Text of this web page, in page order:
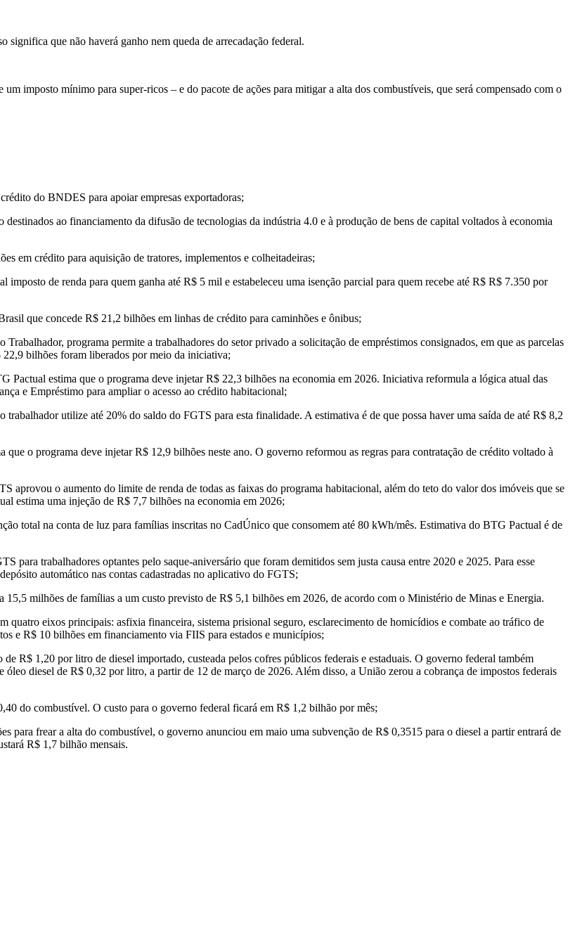
significa que não haverá ganho nem queda de arrecadação federal.
imposto mínimo para super-ricos – e do pacote de ações para mitigar a alta dos combustíveis, que será compensado com o
do BNDES para apoiar empresas exportadoras;
ao financiamento da difusão de tecnologias da indústria 4.0 e à produção de bens de capital voltados à economia
em crédito para aquisição de tratores, implementos e colheitadeiras;
de renda para quem ganha até R$ 5 mil e estabeleceu uma isenção parcial para quem recebe até R$ R$ 7.350 por
que concede R$ 21,2 bilhões em linhas de crédito para caminhões e ônibus;
programa permite a trabalhadores do setor privado a solicitação de empréstimos consignados, em que as parcelas
bilhões foram liberados por meio da iniciativa;
estima que o programa deve injetar R$ 22,3 bilhões na economia em 2026. Iniciativa reformula a lógica atual das
e Empréstimo para ampliar o acesso ao crédito habitacional;
utilize até 20% do saldo do FGTS para esta finalidade. A estimativa é de que possa haver uma saída de até R$ 8,2
o programa deve injetar R$ 12,9 bilhões neste ano. O governo reformou as regras para contratação de crédito voltado à
o aumento do limite de renda de todas as faixas do programa habitacional, além do teto do valor dos imóveis que se
estima uma injeção de R$ 7,7 bilhões na economia em 2026;
total na conta de luz para famílias inscritas no CadÚnico que consomem até 80 kWh/mês. Estimativa do BTG Pactual é de
para trabalhadores optantes pelo saque-aniversário que foram demitidos sem justa causa entre 2020 e 2025. Para esse
automático nas contas cadastradas no aplicativo do FGTS;
milhões de famílias a um custo previsto de R$ 5,1 bilhões em 2026, de acordo com o Ministério de Minas e Energia.
eixos principais: asfixia financeira, sistema prisional seguro, esclarecimento de homicídios e combate ao tráfico de
e R$ 10 bilhões em financiamento via FIIS para estados e municípios;
R$ 1,20 por litro de diesel importado, custeada pelos cofres públicos federais e estaduais. O governo federal também
diesel de R$ 0,32 por litro, a partir de 12 de março de 2026. Além disso, a União zerou a cobrança de impostos federais
do combustível. O custo para o governo federal ficará em R$ 1,2 bilhão por mês;
para frear a alta do combustível, o governo anunciou em maio uma subvenção de R$ 0,3515 para o diesel a partir entrará de
R$ 1,7 bilhão mensais.